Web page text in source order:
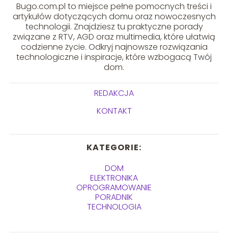
Bugo.com.pl to miejsce pełne pomocnych treści i
artykułów dotyczących domu oraz nowoczesnych
technologii. Znajdziesz tu praktyczne porady
związane z RTV, AGD oraz multimedia, które ułatwią
codzienne życie. Odkryj najnowsze rozwiązania
technologiczne i inspiracje, które wzbogacą Twój
dom.
REDAKCJA
KONTAKT
KATEGORIE:
DOM
ELEKTRONIKA
OPROGRAMOWANIE
PORADNIK
TECHNOLOGIA